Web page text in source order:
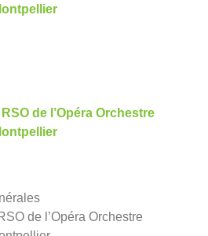
de l’Opéra Orchestre
de l’Opéra Orchestre